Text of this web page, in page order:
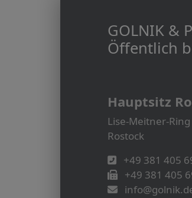
GOLNIK &
Öffentlich
Hauptsitz
Lise-Meitner-
Rostock
+49 381 405
+49 381 405